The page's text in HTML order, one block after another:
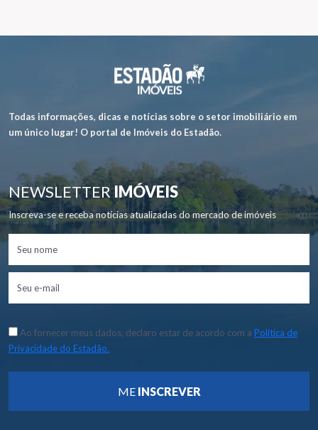
Todas informações, dicas e notícias sobre o setor imobiliário em
um único lugar! O portal de Imóveis do Estadão.
NEWSLETTERIMÓVEIS
Inscreva-se e receba notícias atualizadas do mercado de imóveis
Ao fornecer meus dados, declaro estar de acordo com a Política de
Privacidade do Estadão.
ME INSCREVER